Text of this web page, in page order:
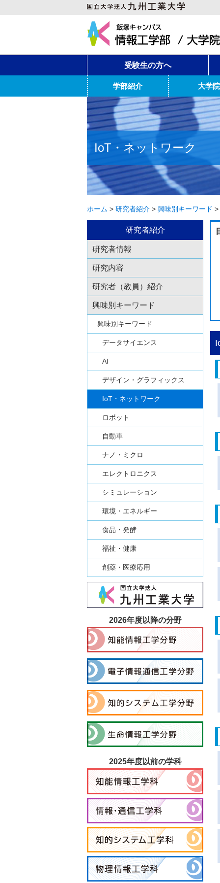
受験生の方へ
学部紹介 大学院
IoT・ネットワーク
ホーム > 研究者紹介 > 興味別キーワード >
研究者紹介
研究者情報
研究内容
研究者（教員）紹介
興味別キーワード
興味別キーワード
データサイエンス
AI
デザイン・グラフィックス
IoT・ネットワーク
ロボット
自動車
ナノ・ミクロ
エレクトロニクス
シミュレーション
環境・エネルギー
食品・発酵
福祉・健康
創薬・医療応用
2026年度以降の分野
2025年度以前の学科